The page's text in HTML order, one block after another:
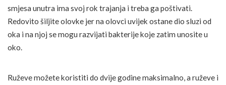
smjesa unutra ima svoj rok trajanja i treba ga poštivati.
Redovito šiljite olovke jer na olovci uvijek ostane dio sluzi od
oka i na njoj se mogu razvijati bakterije koje zatim unosite u
oko.
Ruževe možete koristiti do dvije godine maksimalno, a ruževe i